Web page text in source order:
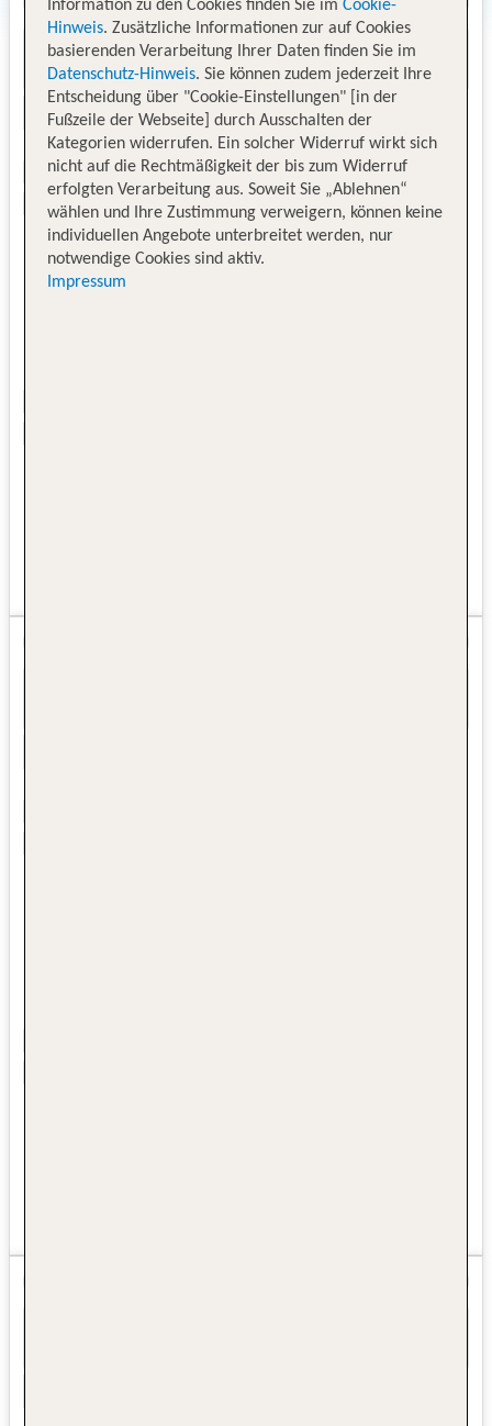
Information zu den Cookies finden Sie im Cookie-
Hinweis. Zusätzliche Informationen zur auf Cookies
basierenden Verarbeitung Ihrer Daten finden Sie im
Datenschutz-Hinweis. Sie können zudem jederzeit Ihre
Entscheidung über "Cookie-Einstellungen" [in der
Fußzeile der Webseite] durch Ausschalten der
Kategorien widerrufen. Ein solcher Widerruf wirkt sich
nicht auf die Rechtmäßigkeit der bis zum Widerruf
erfolgten Verarbeitung aus. Soweit Sie „Ablehnen“
wählen und Ihre Zustimmung verweigern, können keine
individuellen Angebote unterbreitet werden, nur
notwendige Cookies sind aktiv.
Impressum